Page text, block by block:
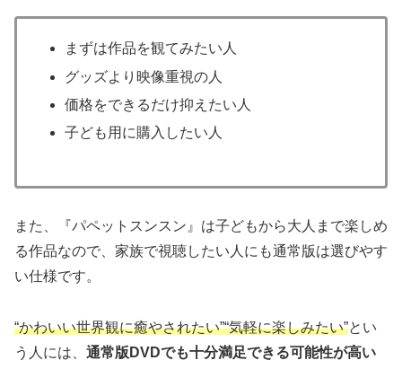
まずは作品を観てみたい人
グッズより映像重視の人
価格をできるだけ抑えたい人
子ども用に購入したい人
また、『パペットスンスン』は子どもから大人まで楽しめ
る作品なので、家族で視聴したい人にも通常版は選びやす
い仕様です。
“かわいい世界観に癒やされたい”“気軽に楽しみたい”とい
う人には、 通常版DVDでも十分満足できる可能性が高い